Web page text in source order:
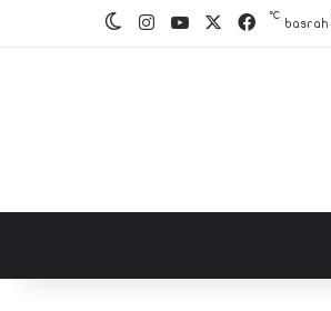
basrah
℃ فيسبوك‫YouTube
انستقرامالوضع المظلم